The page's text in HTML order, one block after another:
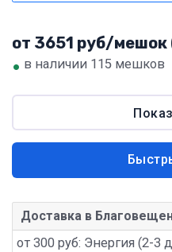
от 3651 руб/мешок
• в наличии 115 мешков
Доставка в
от 300 руб: Энергия (2-